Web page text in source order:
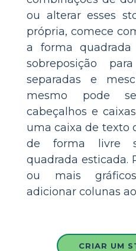
ou alterar esses
própria, comece
a forma
sobreposição
separadas e
mesmo pode
cabeçalhos e
uma caixa de texto
de forma livre
quadrada esticada.
ou mais
adicionar colunas
CRIAR UM